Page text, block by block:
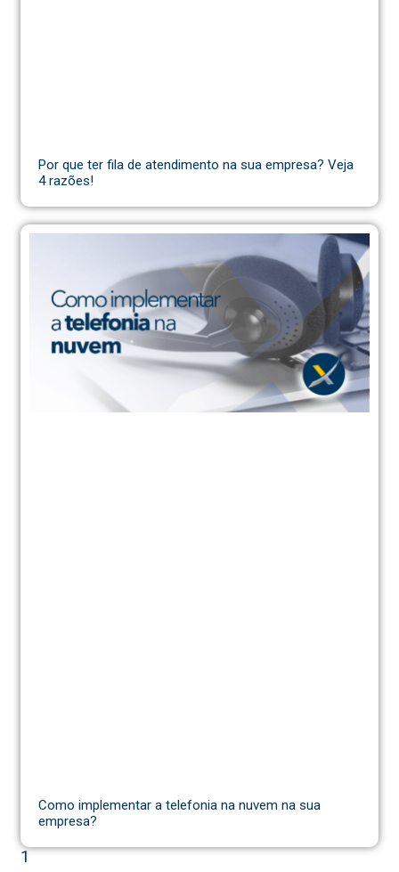
Por que ter fila de atendimento na sua empresa? Veja
4 razões!
Como implementar a telefonia na nuvem na sua
empresa?